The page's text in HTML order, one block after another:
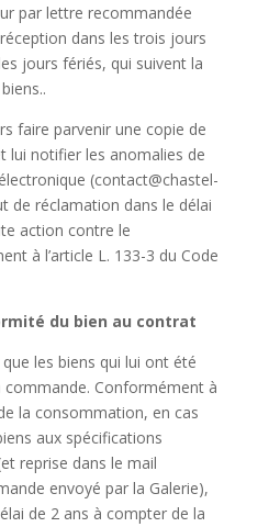
par lettre recommandée
dans les trois jours
jours fériés, qui suivent la
faire parvenir une copie de
lui notifier les anomalies de
(contact@chastel-
de réclamation dans le délai
action contre le
à l’article L. 133-3 du Code
du bien au contrat
que les biens qui lui ont été
Conformément à
la consommation, en cas
aux spécifications
reprise dans le mail
envoyé par la Galerie),
de 2 ans à compter de la